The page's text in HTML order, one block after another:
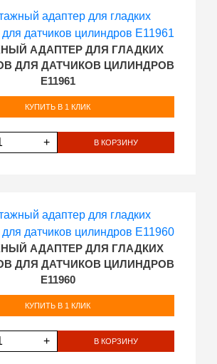
АДАПТЕР ДЛЯ ГЛАДКИХ
ДЛЯ ДАТЧИКОВ ЦИЛИНДРОВ
E11961
КУПИТЬ В 1 КЛИК
+ В КОРЗИНУ
АДАПТЕР ДЛЯ ГЛАДКИХ
ДЛЯ ДАТЧИКОВ ЦИЛИНДРОВ
E11960
КУПИТЬ В 1 КЛИК
+ В КОРЗИНУ